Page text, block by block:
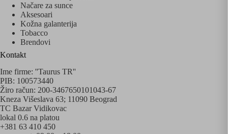
Načare za sunce
Aksesoari
Kožna galanterija
Tobacco
Brendovi
Kontakt
Ime firme: ''Taurus TR''
PIB: 100573440
Žiro račun: 200-3467650101043-67
Kneza Višeslava 63; 11090 Beograd
TC Bazar Vidikovac
lokal 0.6 na platou
+381 63 410 450